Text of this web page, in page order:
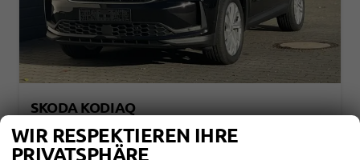
SKODA KODIAQ
unverbindliche Lieferzeit: 6 Monate Neuwagen
WIR RESPEKTIEREN IHRE
PRIVATSPHÄRE